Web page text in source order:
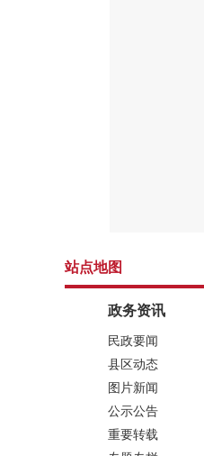
站点地图
政务资讯
民政要闻
县区动态
图片新闻
公示公告
重要转载